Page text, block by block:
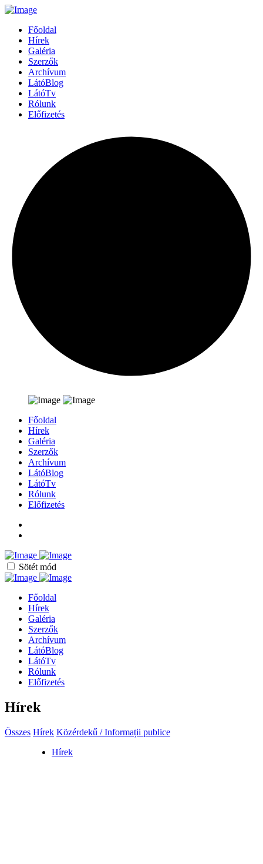
Főoldal
Hírek
Galéria
Szerzők
Archívum
LátóBlog
LátóTv
Rólunk
Előfizetés
Főoldal
Hírek
Galéria
Szerzők
Archívum
LátóBlog
LátóTv
Rólunk
Előfizetés
Sötét mód
Főoldal
Hírek
Galéria
Szerzők
Archívum
LátóBlog
LátóTv
Rólunk
Előfizetés
Hírek
Összes Hírek Közérdekű / Informații publice
Hírek